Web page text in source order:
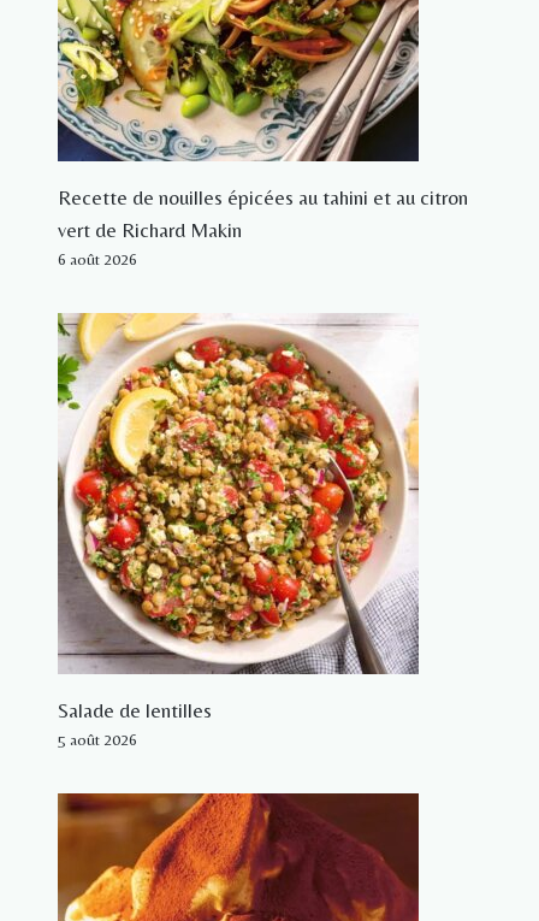
Recette de nouilles épicées au tahini et au citron
vert de Richard Makin
6 août 2026
Salade de lentilles
5 août 2026